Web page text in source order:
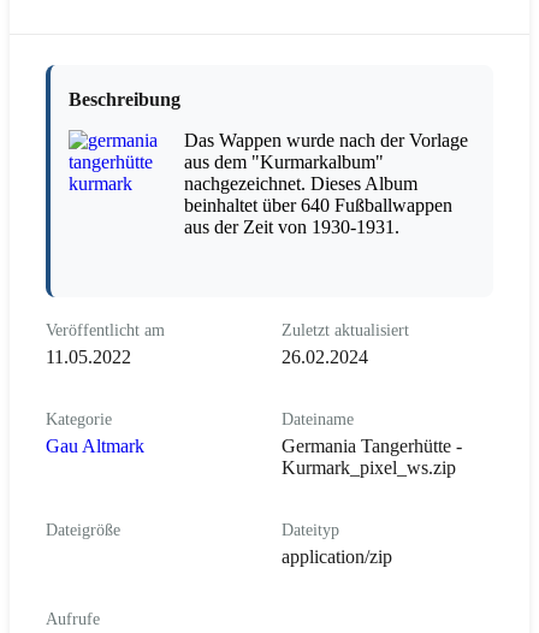
Beschreibung
Das Wappen wurde nach der Vorlage
aus dem "Kurmarkalbum"
nachgezeichnet. Dieses Album
beinhaltet über 640 Fußballwappen
aus der Zeit von 1930-1931.
Veröffentlicht am
11.05.2022
Zuletzt aktualisiert
26.02.2024
Kategorie
Gau Altmark
Dateiname
Germania Tangerhütte -
Kurmark_pixel_ws.zip
Dateigröße Dateityp
application/zip
Aufrufe